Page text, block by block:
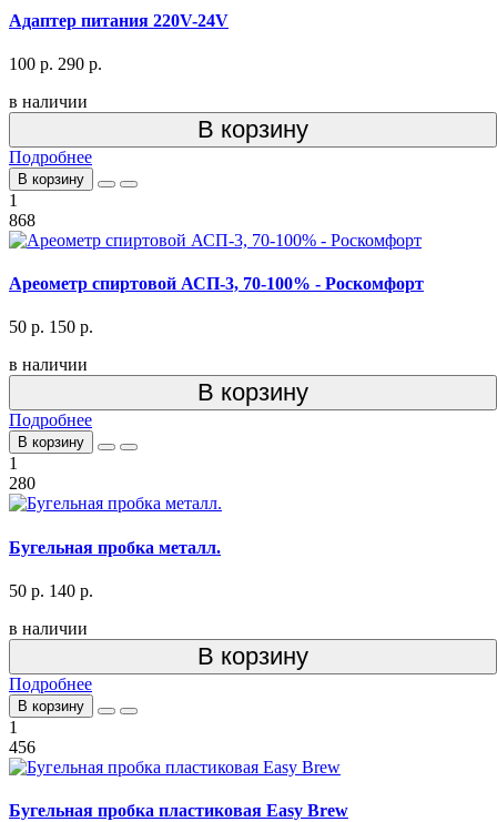
Адаптер питания 220V-24V
100 р. 290 р.
в наличии
В корзину
Подробнее
В корзину
1
868
Ареометр спиртовой АСП-3, 70-100% - Роскомфорт
50 р. 150 р.
в наличии
В корзину
Подробнее
В корзину
1
280
Бугельная пробка металл.
50 р. 140 р.
в наличии
В корзину
Подробнее
В корзину
1
456
Бугельная пробка пластиковая Easy Brew